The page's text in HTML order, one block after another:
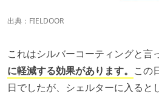
出典： FIELDOOR
これはシルバーコーティングと言
に軽減する効果があります。 この
日でしたが、シェルターに入ると